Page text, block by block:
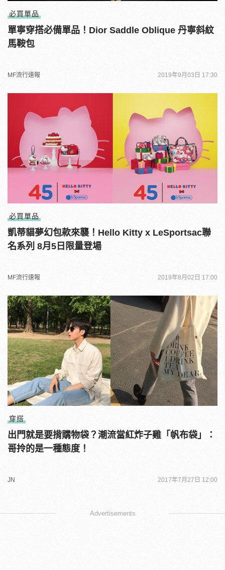
必買單品
單寧穿搭必備單品！Dior Saddle Oblique 丹寧斜紋
馬鞍包
MF流行速報 2019年9月03日 17:30
必買單品
凱蒂貓夢幻包款來襲！Hello Kitty x LeSportsac聯
名系列 8月5日限量登場
MF流行速報 2019年8月02日 17:00
穿搭
出門就是要揹購物袋？潮流當紅炸子雞「帆布袋」：
哥拎的是一種態度！
JN 2017年7月27日 12:00
Advertisements